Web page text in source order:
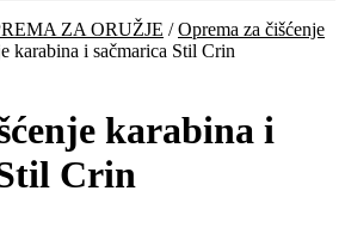
ZA ORUŽJE /Oprema za čišćenje
karabina i sačmarica Stil Crin
karabina i
Crin